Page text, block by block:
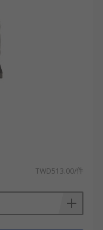
TWD513.00/件